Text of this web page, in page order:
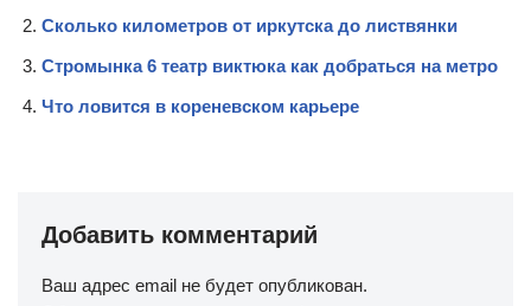
Сколько километров от иркутска до листвянки
Стромынка 6 театр виктюка как добраться на метро
Что ловится в кореневском карьере
Добавить комментарий
Ваш адрес email не будет опубликован.